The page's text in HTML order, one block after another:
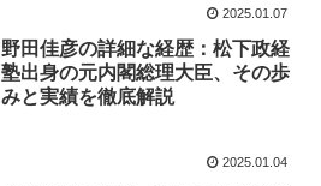
2025.01.07
野田佳彦の詳細な経歴：松下政経
塾出身の元内閣総理大臣、その歩
みと実績を徹底解説
2025.01.04